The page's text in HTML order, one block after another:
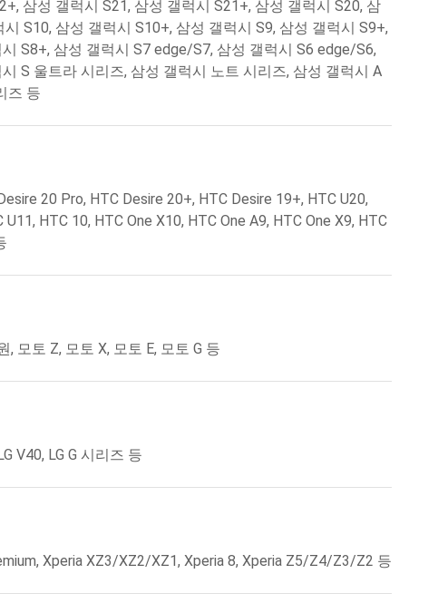
삼성 갤럭시 S21, 삼성 갤럭시 S21+, 삼성 갤럭시 S20, 삼
S10, 삼성 갤럭시 S10+, 삼성 갤럭시 S9, 삼성 갤럭시 S9+,
S8+, 삼성 갤럭시 S7 edge/S7, 삼성 갤럭시 S6 edge/S6,
S 울트라 시리즈, 삼성 갤럭시 노트 시리즈, 삼성 갤럭시 A
즈 등
20 Pro, HTC Desire 20+, HTC Desire 19+, HTC U20,
U11, HTC 10, HTC One X10, HTC One A9, HTC One X9, HTC
모토 Z, 모토 X, 모토 E, 모토 G 등
V40, LG G 시리즈 등
Xperia XZ3/XZ2/XZ1, Xperia 8, Xperia Z5/Z4/Z3/Z2 등